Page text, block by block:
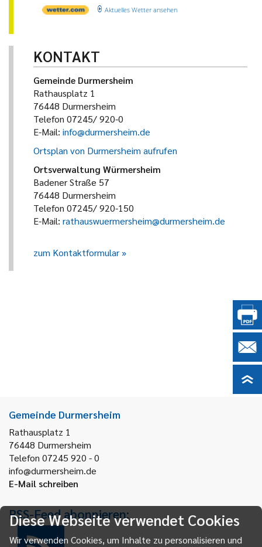
Aktuelles Wetter ansehen
KONTAKT
Gemeinde Durmersheim
Rathausplatz 1
76448 Durmersheim
Telefon 07245/ 920-0
E-Mail: info@durmersheim.de
Ortsplan von Durmersheim aufrufen
Ortsverwaltung Würmersheim
Badener Straße 57
76448 Durmersheim
Telefon 07245/ 920-150
E-Mail: rathauswuermersheim@durmersheim.de
zum Kontaktformular
Gemeinde Durmersheim
Rathausplatz 1
76448 Durmersheim
Telefon 07245 920 - 0
info@durmersheim.de
E-Mail schreiben
RSS-Feed abonnieren:
Diese Webseite verwendet Cookies
Wir verwenden Cookies, um Inhalte zu personalisieren und